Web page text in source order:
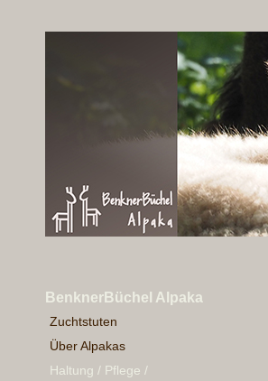
BenknerBüchel Alpaka
Zuchtstuten
Über Alpakas
Haltung / Pflege /